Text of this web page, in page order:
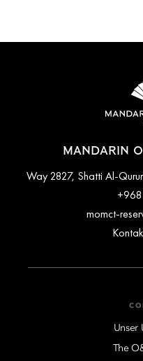
MANDARIN
Way 2827, Shatti Al-
momct-
Unser
The